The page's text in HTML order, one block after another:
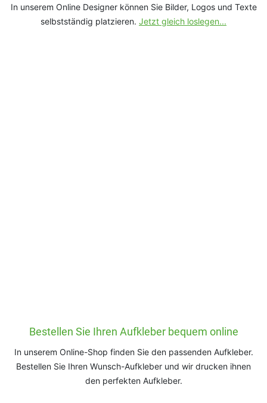
In unserem Online Designer können Sie Bilder, Logos und Texte
selbstständig platzieren. Jetzt gleich loslegen...
Bestellen Sie Ihren Aufkleber bequem online
In unserem Online-Shop finden Sie den passenden Aufkleber.
Bestellen Sie Ihren Wunsch-Aufkleber und wir drucken ihnen
den perfekten Aufkleber.